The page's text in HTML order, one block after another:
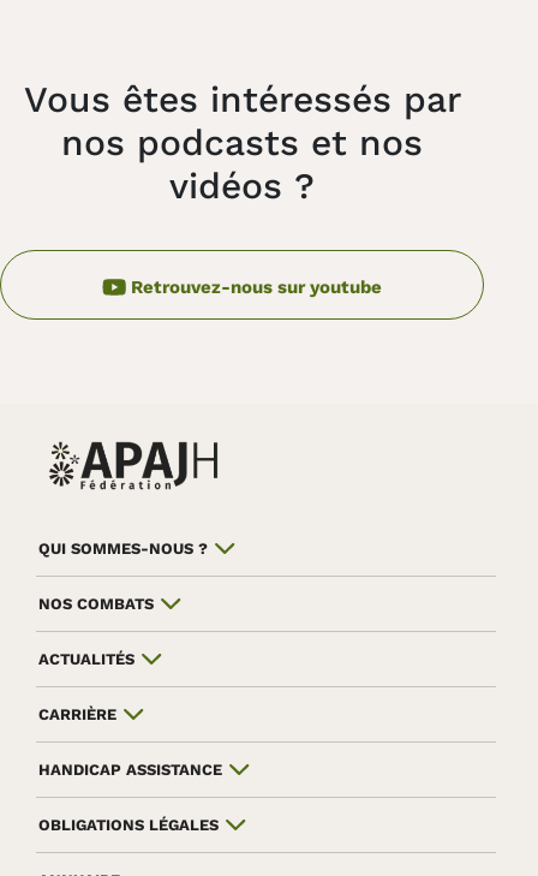
Vous êtes intéressés par
nos podcasts et nos
vidéos ?
Retrouvez-nous sur youtube
QUI SOMMES-NOUS ?
NOS COMBATS
ACTUALITÉS
CARRIÈRE
HANDICAP ASSISTANCE
OBLIGATIONS LÉGALES